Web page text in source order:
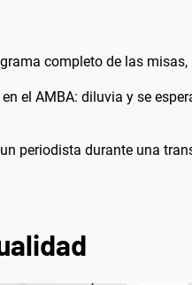
completo de las
el AMBA: diluvia y se
periodista durante una